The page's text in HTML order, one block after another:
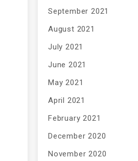
September 2021
August 2021
July 2021
June 2021
May 2021
April 2021
February 2021
December 2020
November 2020